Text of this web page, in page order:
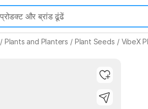
/ Plants and Planters / Plant Seeds / VibeX